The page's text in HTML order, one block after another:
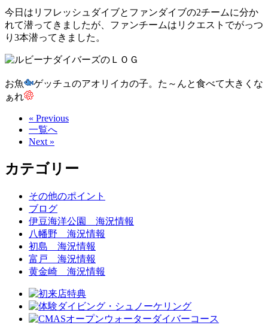
今日はリフレッシュダイブとファンダイブの2チームに分か
れて潜ってきましたが、ファンチームはリクエストでがっつ
り3本潜ってきました。
お魚
ゲッチュのアオリイカの子。た～んと食べて大きくな
ぁれ
« Previous
一覧へ
Next »
カテゴリー
その他のポイント
ブログ
伊豆海洋公園 海況情報
八幡野 海況情報
初島 海況情報
富戸 海況情報
黄金崎 海況情報